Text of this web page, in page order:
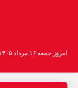
امروز جمعه ۱۶ مرداد ۱۴۰۵